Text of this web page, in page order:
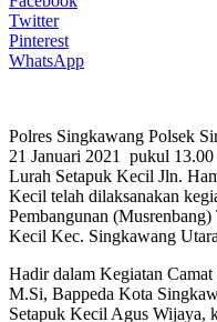
Twitter
Pinterest
WhatsApp
Polres Singkawang Polsek
21 Januari 2021 pukul 13.00
Lurah Setapuk Kecil Jln.
Kecil telah dilaksanakan
Pembangunan
Kecil Kec. Singkawang
Hadir dalam Kegiatan
M.Si, Bappeda Kota
Setapuk Kecil Agus Wijaya,